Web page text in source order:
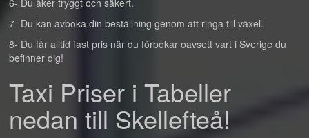
6- Du åker tryggt och säkert.
7- Du kan avboka din beställning genom att ringa till växel.
8- Du får alltid fast pris när du förbokar oavsett vart i Sverige du
befinner dig!
Taxi Priser i Tabeller
nedan till Skellefteå!